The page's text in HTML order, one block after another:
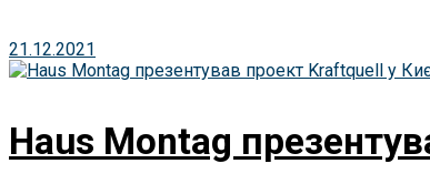
21.12.2021
Haus Montag